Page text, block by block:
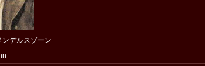
ンデルスゾーン